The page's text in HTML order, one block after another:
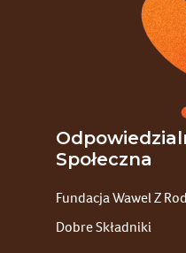
Społeczna
Fundacja Wawel Z
Dobre Składniki